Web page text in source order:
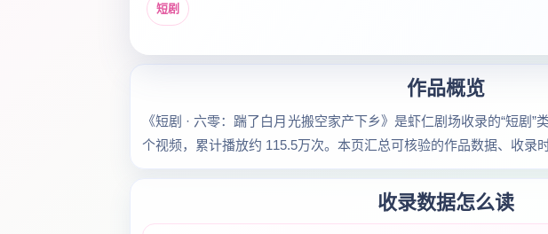
短剧
作品概览
《短剧 · 六零：踹了白月光搬空家产下乡》是虾仁剧场收录的“短剧
个视频，累计播放约 115.5万次。本页汇总可核验的作品数据、收录
收录数据怎么读